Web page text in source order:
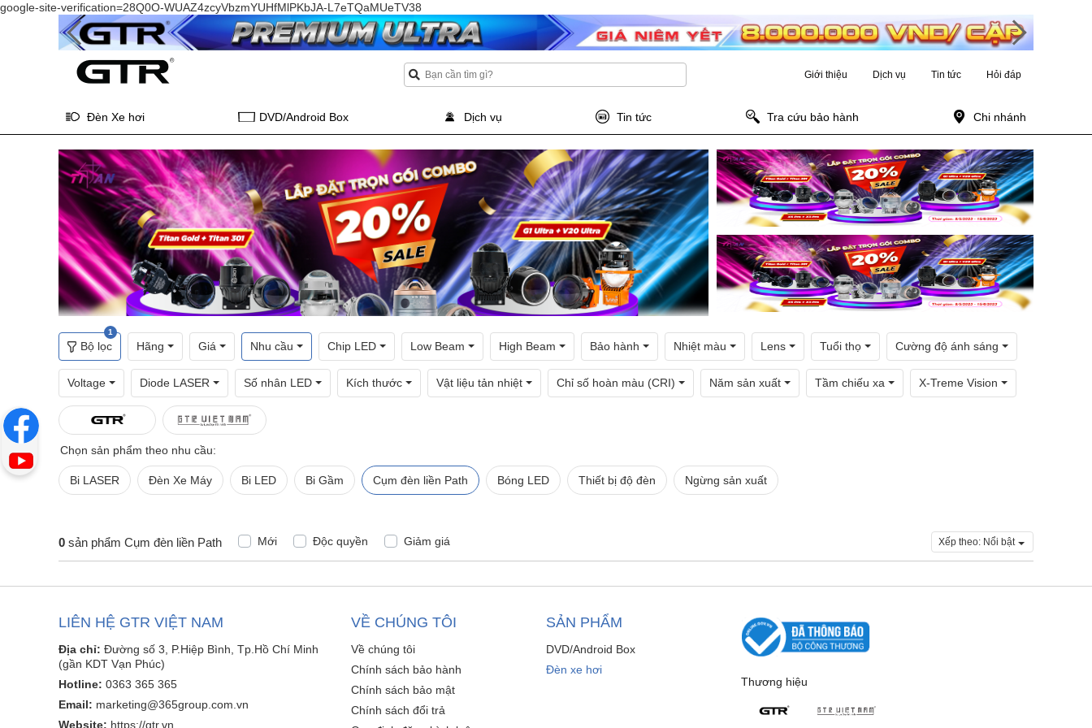
google-site-verification=28Q0O-WUAZ4zcyVbzmYUHfMlPKbJA-L7eTQaMUeTV38
Giới thiệu Dịch vụ Tin tức Hỏi đáp
Đèn Xe hơi DVD/Android Box Dịch vụ Tin tức Tra cứu bảo hành Chi nhánh
Bộ lọc
1
Hãng Giá Nhu cầu Chip LED Low Beam High Beam Bảo hành Nhiệt màu Lens Tuổi thọ Cường độ ánh sáng
Voltage Diode LASER Số nhân LED Kích thước Vật liệu tản nhiệt Chỉ số hoàn màu (CRI) Năm sản xuất Tầm chiếu xa X-Treme Vision
Chọn sản phẩm theo nhu cầu:
Bi LASER Đèn Xe Máy Bi LED Bi Gầm Cụm đèn liền Path Bóng LED Thiết bị độ đèn Ngừng sản xuất
0 sản phẩm Cụm đèn liền Path Mới Độc quyền Giảm giá Xếp theo: Nổi bật
LIÊN HỆ GTR VIỆT NAM
Địa chỉ: Đường số 3, P.Hiệp Bình, Tp.Hồ Chí Minh
(gần KDT Vạn Phúc)
Hotline: 0363 365 365
Email: marketing@365group.com.vn
Website: https://gtr.vn
VỀ CHÚNG TÔI
Về chúng tôi
Chính sách bảo hành
Chính sách bảo mật
Chính sách đổi trả
SẢN PHẨM
DVD/Android Box
Đèn xe hơi
Thương hiệu